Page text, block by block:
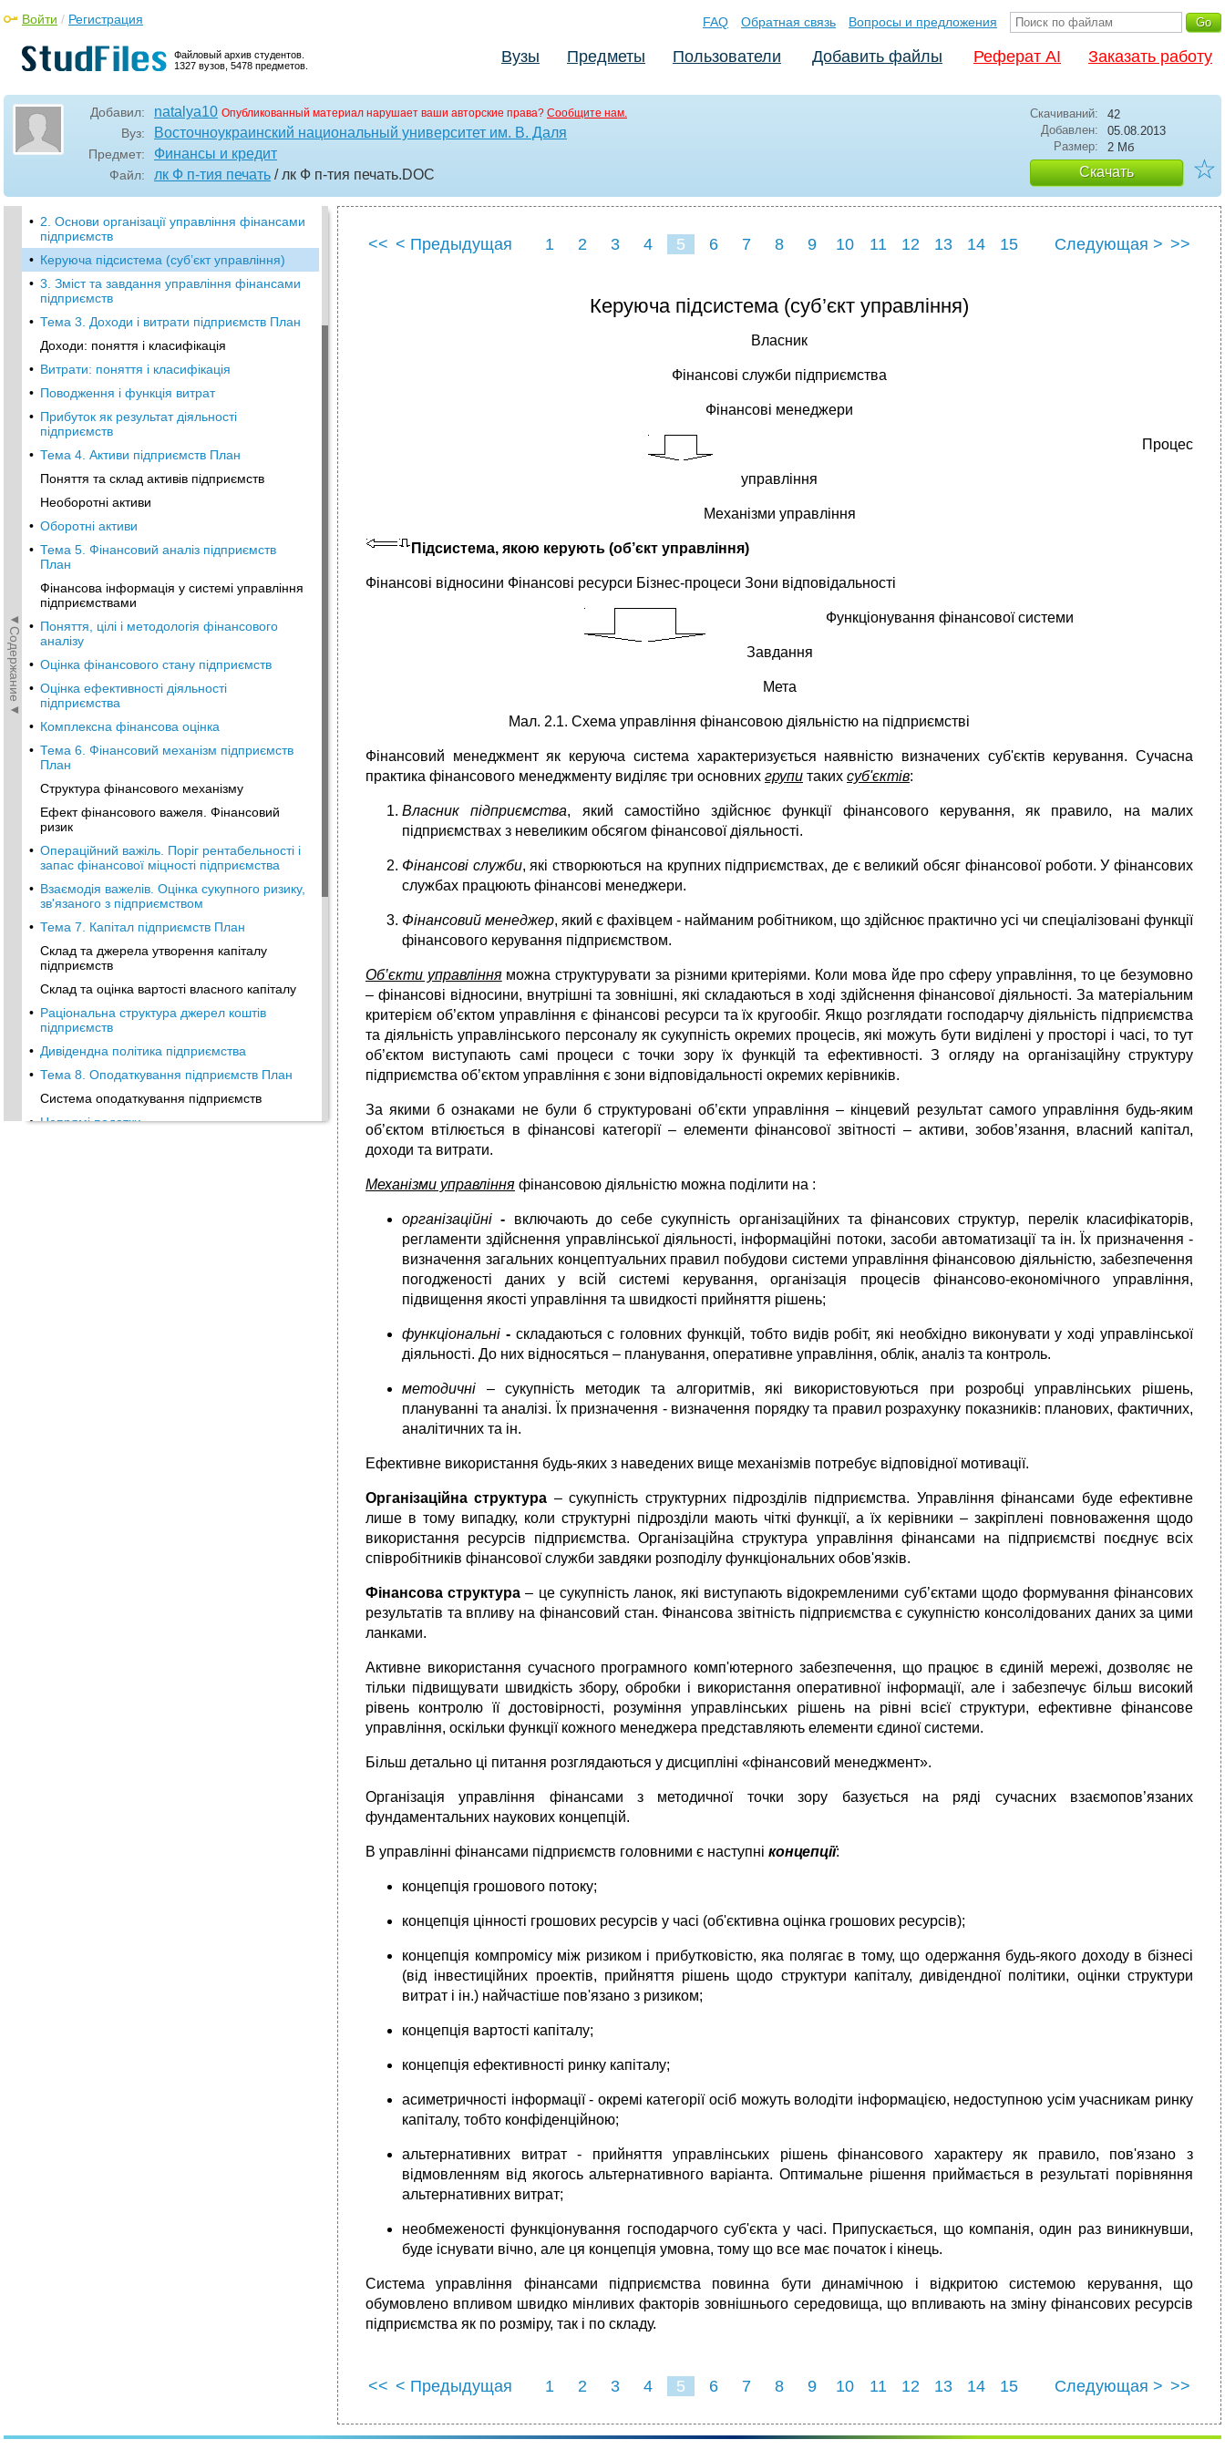
Файловый архив студентов.
1327 вузов, 5478 предметов.
Войти / Регистрация FAQ Обратная связь Вопросы и предложения
Вузы Предметы Пользователи Добавить файлы Реферат AI Заказать работу
Добавил: natalya10 Опубликованный материал нарушает ваши авторские права? Сообщите нам.
Вуз: Восточноукраинский национальный университет им. В. Даля
Предмет: Финансы и кредит
Файл: лк Ф п-тия печать / лк Ф п-тия печать.DOC
Скачиваний:
42
Добавлен:
05.08.2013
Размер:
2 Мб
Скачать ☆
◄Содержание◄
• Тема 1. Основи фінансів підприємств План
Поняття і сутність фінансів підприємства
Функції фінансів підприємств
• 3. Склад фінансів підприємств
4. Фонди підприємств
• Тема 2. Організація фінансів підприємств
План
1. Фінансова діяльність та зміст фінансової
роботи
• 2. Основи організації управління фінансами
підприємств
• Керуюча підсистема (суб’єкт управління)
• 3. Зміст та завдання управління фінансами
підприємств
• Тема 3. Доходи і витрати підприємств План
Доходи: поняття і класифікація
• Витрати: поняття і класифікація
• Поводження і функція витрат
• Прибуток як результат діяльності
підприємств
• Тема 4. Активи підприємств План
Поняття та склад активів підприємств
Необоротні активи
• Оборотні активи
• Тема 5. Фінансовий аналіз підприємств
План
Фінансова інформація у системі управління
підприємствами
• Поняття, цілі і методологія фінансового
аналізу
• Оцінка фінансового стану підприємств
• Оцінка ефективності діяльності
підприємства
• Комплексна фінансова оцінка
• Тема 6. Фінансовий механізм підприємств
План
Структура фінансового механізму
Ефект фінансового важеля. Фінансовий
ризик
• Операційний важіль. Поріг рентабельності і
запас фінансової міцності підприємства
• Взаємодія важелів. Оцінка сукупного ризику,
зв'язаного з підприємством
• Тема 7. Капітал підприємств План
Склад та джерела утворення капіталу
підприємств
Склад та оцінка вартості власного капіталу
• Раціональна структура джерел коштів
підприємств
• Дивідендна політика підприємства
• Тема 8. Оподаткування підприємств План
Система оподаткування підприємств
• Непрямі податки
<< < Предыдущая 1 2 3 4 5 6 7 8 9 10 11 12 13 14
15
Следующая > >>
Керуюча підсистема (суб’єкт управління)
Власник
Фінансові служби підприємства
Фінансові менеджери
Процес
управління
Механізми управління
Підсистема, якою керують (об’єкт управління)
Фінансові відносини Фінансові ресурси Бізнес-процеси Зони відповідальності
Функціонування фінансової системи
Завдання
Мета
Мал. 2.1. Схема управління фінансовою діяльністю на підприємстві
Фінансовий менеджмент як керуюча система характеризується наявністю визначених суб'єктів керування. Сучасна
практика фінансового менеджменту виділяє три основних групи таких суб'єктів:
Власник підприємства, який самостійно здійснює функції фінансового керування, як правило, на малих
підприємствах з невеликим обсягом фінансової діяльності.
Фінансові служби, які створюються на крупних підприємствах, де є великий обсяг фінансової роботи. У фінансових
службах працюють фінансові менеджери.
Фінансовий менеджер, який є фахівцем - найманим робітником, що здійснює практично усі чи спеціалізовані функції
фінансового керування підприємством.
Об’єкти управлінняможна структурувати за різними критеріями. Коли мова йде про сферу управління, то це безумовно
– фінансові відносини, внутрішні та зовнішні, які складаються в ході здійснення фінансової діяльності. За матеріальним
критерієм об’єктом управління є фінансові ресурси та їх кругообіг. Якщо розглядати господарчу діяльність підприємства
та діяльність управлінського персоналу як сукупність окремих процесів, які можуть бути виділені у просторі і часі, то тут
об’єктом виступають самі процеси с точки зору їх функцій та ефективності. З огляду на організаційну структуру
підприємства об’єктом управління є зони відповідальності окремих керівників.
За якими б ознаками не були б структуровані об’єкти управління – кінцевий результат самого управління будь-яким
об’єктом втілюється в фінансові категорії – елементи фінансової звітності – активи, зобов’язання, власний капітал,
доходи та витрати.
Механізми управління фінансовою діяльністю можна поділити на :
організаційні - включають до себе сукупність організаційних та фінансових структур, перелік класифікаторів,
регламенти здійснення управлінської діяльності, інформаційні потоки, засоби автоматизації та ін. Їх призначення -
визначення загальних концептуальних правил побудови системи управління фінансовою діяльністю, забезпечення
погодженості даних у всій системі керування, організація процесів фінансово-економічного управління,
підвищення якості управління та швидкості прийняття рішень;
функціональні - складаються с головних функцій, тобто видів робіт, які необхідно виконувати у ході управлінської
діяльності. До них відносяться – планування, оперативне управління, облік, аналіз та контроль.
методичні – сукупність методик та алгоритмів, які використовуються при розробці управлінських рішень,
плануванні та аналізі. Їх призначення - визначення порядку та правил розрахунку показників: планових, фактичних,
аналітичних та ін.
Ефективне використання будь-яких з наведених вище механізмів потребує відповідної мотивації.
Організаційна структура – сукупність структурних підрозділів підприємства. Управління фінансами буде ефективне
лише в тому випадку, коли структурні підрозділи мають чіткі функції, а їх керівники – закріплені повноваження щодо
використання ресурсів підприємства. Організаційна структура управління фінансами на підприємстві поєднує всіх
співробітників фінансової служби завдяки розподілу функціональних обов'язків.
Фінансова структура – це сукупність ланок, які виступають відокремленими суб’єктами щодо формування фінансових
результатів та впливу на фінансовий стан. Фінансова звітність підприємства є сукупністю консолідованих даних за цими
ланками.
Активне використання сучасного програмного комп'ютерного забезпечення, що працює в єдиній мережі, дозволяє не
тільки підвищувати швидкість збору, обробки і використання оперативної інформації, але і забезпечує більш високий
рівень контролю її достовірності, розуміння управлінських рішень на рівні всієї структури, ефективне фінансове
управління, оскільки функції кожного менеджера представляють елементи єдиної системи.
Більш детально ці питання розглядаються у дисципліні «фінансовий менеджмент».
Організація управління фінансами з методичної точки зору базується на ряді сучасних взаємопов’язаних
фундаментальних наукових концепцій.
В управлінні фінансами підприємств головними є наступні концепції:
концепція грошового потоку;
концепція цінності грошових ресурсів у часі (об'єктивна оцінка грошових ресурсів);
концепція компромісу між ризиком і прибутковістю, яка полягає в тому, що одержання будь-якого доходу в бізнесі
(від інвестиційних проектів, прийняття рішень щодо структури капіталу, дивідендної політики, оцінки структури
витрат і ін.) найчастіше пов'язано з ризиком;
концепція вартості капіталу;
концепція ефективності ринку капіталу;
асиметричності інформації - окремі категорії осіб можуть володіти інформацією, недоступною усім учасникам ринку
капіталу, тобто конфіденційною;
альтернативних витрат - прийняття управлінських рішень фінансового характеру як правило, пов'язано з
відмовленням від якогось альтернативного варіанта. Оптимальне рішення приймається в результаті порівняння
альтернативних витрат;
необмеженості функціонування господарчого суб'єкта у часі. Припускається, що компанія, один раз виникнувши,
буде існувати вічно, але ця концепція умовна, тому що все має початок і кінець.
Система управління фінансами підприємства повинна бути динамічною і відкритою системою керування, що
обумовлено впливом швидко мінливих факторів зовнішнього середовища, що впливають на зміну фінансових ресурсів
підприємства як по розміру, так і по складу.
<< < Предыдущая 1 2 3 4 5 6 7 8 9 10 11 12 13 14
15
Следующая > >>